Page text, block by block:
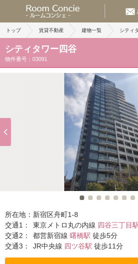
トップ 賃貸不動産 建物一覧 シティ
シティタワー四谷
物件番号：03091
所在地： 新宿区舟町1-8
交通1：
東京メトロ丸の内線 四谷三丁目
交通2：
都営新宿線 曙橋駅 徒歩5分
交通3：
JR中央線 四ツ谷駅 徒歩11分